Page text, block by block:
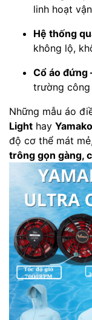
linh hoạt
Hệ thống
không lộ,
Cổ áo đứng
trường
Những mẫu áo
Light hay
độ cơ thể mát
trông gọn gàng,